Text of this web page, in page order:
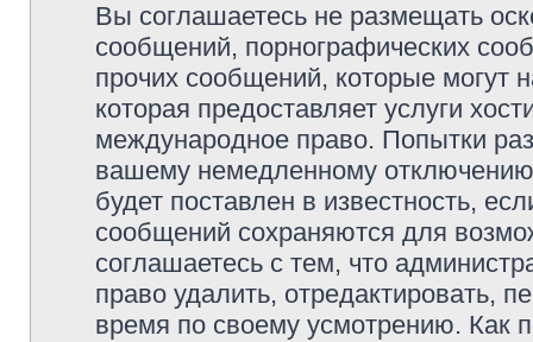
Вы соглашаетесь не размещать
сообщений, порнографических
прочих сообщений, которые могут
которая предоставляет услуги
международное право. Попытки
вашему немедленному
будет поставлен в известность,
сообщений сохраняются для
соглашаетесь с тем, что
право удалить, отредактировать,
время по своему усмотрению. Как